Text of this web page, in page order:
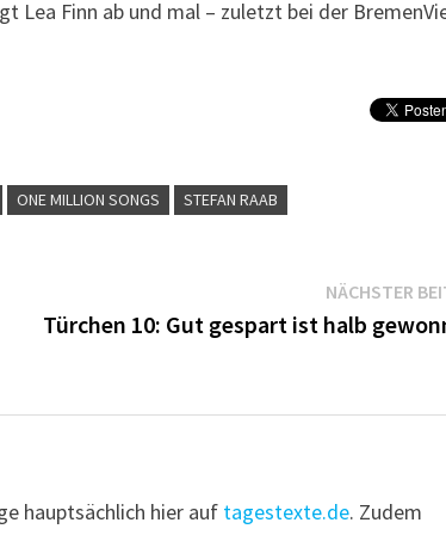
Lea Finn ab und mal – zuletzt bei der
ONE MILLION SONGS STEFAN RAAB
NÄCHSTER
Türchen 10: Gut gespart ist halb
hauptsächlich hier auf tagestexte.de. Zudem